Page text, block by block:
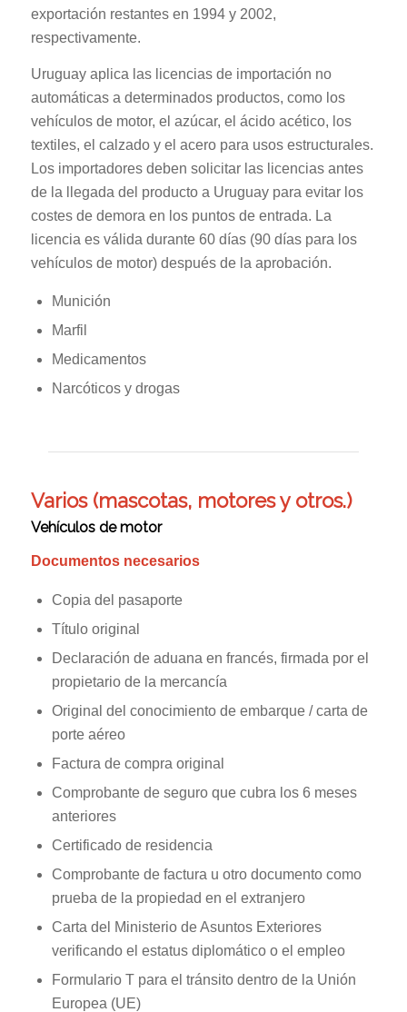
exportación restantes en 1994 y 2002,
respectivamente.
Uruguay aplica las licencias de importación no
automáticas a determinados productos, como los
vehículos de motor, el azúcar, el ácido acético, los
textiles, el calzado y el acero para usos estructurales.
Los importadores deben solicitar las licencias antes
de la llegada del producto a Uruguay para evitar los
costes de demora en los puntos de entrada. La
licencia es válida durante 60 días (90 días para los
vehículos de motor) después de la aprobación.
Munición
Marfil
Medicamentos
Narcóticos y drogas
Varios (mascotas, motores y otros.)
Vehículos de motor
Documentos necesarios
Copia del pasaporte
Título original
Declaración de aduana en francés, firmada por el
propietario de la mercancía
Original del conocimiento de embarque / carta de
porte aéreo
Factura de compra original
Comprobante de seguro que cubra los 6 meses
anteriores
Certificado de residencia
Comprobante de factura u otro documento como
prueba de la propiedad en el extranjero
Carta del Ministerio de Asuntos Exteriores
verificando el estatus diplomático o el empleo
Formulario T para el tránsito dentro de la Unión
Europea (UE)